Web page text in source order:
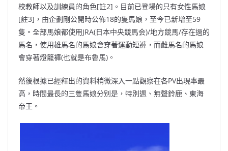
校教師以及訓練員的角色[註2] 。 目前已登場的只有女性馬娘
[註3] ， 由企劃剛公開時公佈18的隻馬娘 ， 至今已新增至59
隻 。 全部馬娘都使用JRA(日本中央競馬会)/地方競馬/存在過的
馬名 ， 使用雄馬名的馬娘會穿著運動短褲 ， 而雌馬名的馬娘
會穿著燈籠褲(也就是布魯馬) 。
然後根據已經釋出的資料稍微深入一點觀察在各PV出現率最
高 ， 時間最長的三隻馬娘分别是 ， 特別週 、 無聲鈴鹿 、 東海
帝王 。